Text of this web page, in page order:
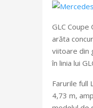
GLC
arăta
viitoare din
în linia lui
Farurile full
4,73 m,